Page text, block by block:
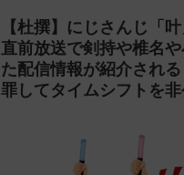
【杜撰】にじさんじ「
直前放送で剣持や椎名
た配信情報が紹介され
罪してタイムシフトを